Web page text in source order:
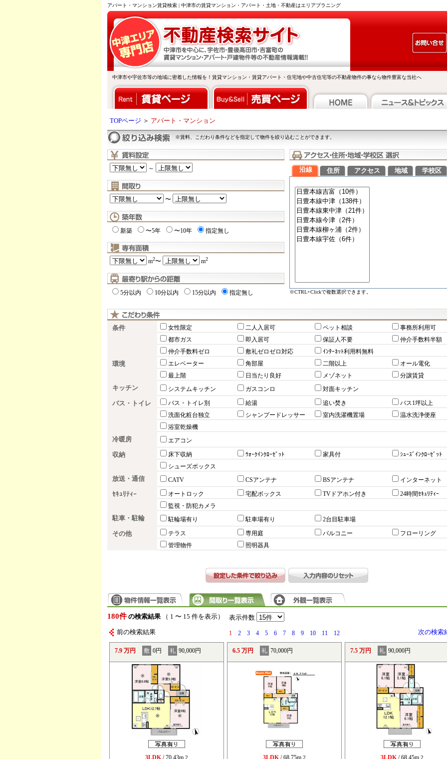
アパート・マンション賃貸検索 | 中津市の賃貸マンション・アパート・土地・不動産はエリアプラニング
中津市や宇佐市等の地域に密着した情報を！賃貸マンション・賃貸アパート・住宅地や中古住宅等の不動産物件の事なら物件豊富な当社へ
TOPページ ＞ アパート・マンション
※賃料、こだわり条件などを指定して物件を絞り込むことができます。
～
〜
新築 〜5年 〜10年 指定無し
m2〜 m2
5分以内 10分以内 15分以内 指定無し
沿線 住所 アクセス 地域 学校区
※CTRL+Clickで複数選択できます。
条件 女性限定 二人入居可 ペット相談
事務所利用可
都市ガス
即入居可 保証人不要
仲介手数料半額
仲介手数料ゼロ
敷礼ゼロゼロ対応 ｲﾝﾀｰﾈｯﾄ利用料無料
環境 エレベーター 角部屋 二階以上
オール電化
最上階
日当たり良好 メゾネット 分譲賃貸
キッチン システムキッチン ガスコンロ 対面キッチン
バス・トイレ バス・トイレ別 給湯 追い焚き
バス1坪以上
洗面化粧台独立
シャンプードレッサー 室内洗濯機置場
温水洗浄便座
浴室乾燥機
冷暖房 エアコン
収納 床下収納 ｳｫｰｸｲﾝｸﾛｰｾﾞｯﾄ 家具付
ｼｭｰｽﾞｲﾝｸﾛｰｾﾞｯﾄ
シューズボックス
放送・通信 CATV CSアンテナ BSアンテナ インターネット
ｾｷｭﾘﾃｨｰ オートロック 宅配ボックス TVドアホン付き
24時間ｾｷｭﾘﾃｨｰ
監視・防犯カメラ
駐車・駐輪 駐輪場有り 駐車場有り 2台目駐車場
その他 テラス 専用庭 バルコニー
フローリング
管理物件
照明器具
180件 の検索結果（ 1 〜 15 件を表示） 表示件数
前の検索結果 1 2 3 4 5 6 7 8 9 10 11 12 次の検索
7.9 万円 敷 0円 礼 90,000円
2
6.5 万円 礼 70,000円
2
7.5 万円 礼 90,000円
2